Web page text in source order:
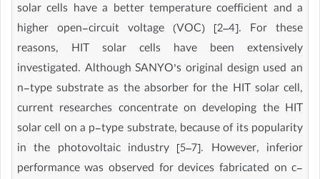
solar cells have a better temperature coefficient and a
higher open-circuit voltage (VOC) [2–4]. For these
reasons, HIT solar cells have been extensively
investigated. Although SANYO’s original design used an
n-type substrate as the absorber for the HIT solar cell,
current researches concentrate on developing the HIT
solar cell on a p-type substrate, because of its popularity
in the photovoltaic industry [5–7]. However, inferior
performance was observed for devices fabricated on c-